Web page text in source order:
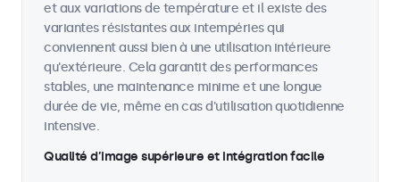
et aux variations de température et il existe des
variantes résistantes aux intempéries qui
conviennent aussi bien à une utilisation intérieure
qu'extérieure. Cela garantit des performances
stables, une maintenance minime et une longue
durée de vie, même en cas d'utilisation quotidienne
intensive.
Qualité d’image supérieure et intégration facile